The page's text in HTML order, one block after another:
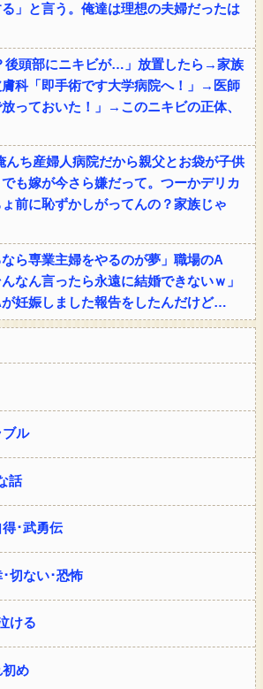
」と言う。俺達は理想の夫婦だったは
後頭部にニキビが…」放置したら→家族
膚科「即手術です大学病院へ！」→医師
放っておいた！」→このニキビの正体、
んち産婦人病院だから親父とお袋が子供
も嫁が今さら嫌だって。つーかデリカ
前に恥ずかしがってんの？家族じゃ
ら専業主婦をやるのが夢」職場のA
なん言ったら永遠に結婚できないｗ」
妊娠しました報告をしたんだけど…
ブル
話
･武勇伝
切ない･恐怖
ける
め